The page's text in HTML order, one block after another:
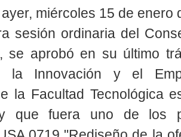
miércoles 15 de enero
sesión ordinaria del
se aprobó en su último
la Innovación y el
la Facultad Tecnológica
que fuera uno de los